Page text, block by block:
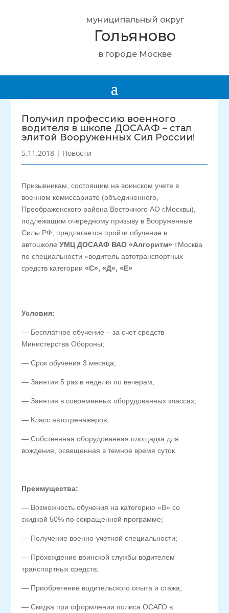
муниципальный округ
Гольяново
в городе Москве
Получил профессию военного
водителя в школе ДОСААФ – стал
элитой Вооруженных Сил России!
5.11.2018 | Новости
Призывникам, состоящим на воинском учете в
военном комиссариате (объединенного,
Преображенского района Восточного АО г.Москвы),
подлежащим очередному призыву в Вооруженные
Силы РФ, предлагается пройти обучение в
автошколе УМЦ ДОСААФ ВАО «Алгоритм» г.Москва
по специальности «водитель автотранспортных
средств категории «С», «Д», «Е»
Условия:
— Бесплатное обучение – за счет средств
Министерства Обороны;
— Срок обучения 3 месяца;
— Занятия 5 раз в неделю по вечерам;
— Занятия в современных оборудованных классах;
— Класс автотренажеров;
— Собственная оборудованная площадка для
вождения, освещенная в темное время суток.
Преимущества:
— Возможность обучения на категорию «В» со
скидкой 50% по сокращенной программе;
— Получение военно-учетной специальности;
— Прохождение воинской службы водителем
транспортных средств;
— Приобретение водительского опыта и стажа;
— Скидка при оформлении полиса ОСАГО в